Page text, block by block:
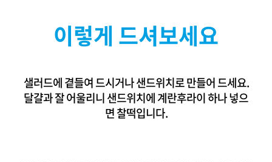
이렇게 드셔보세요
샐러드에 곁들여 드시거나 샌드위치로 만들어 드세요.
달걀과 잘 어울리니 샌드위치에 계란후라이 하나 넣으
면 찰떡입니다.